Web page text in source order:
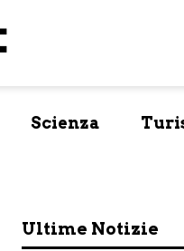
Scienza
Ultime Notizie